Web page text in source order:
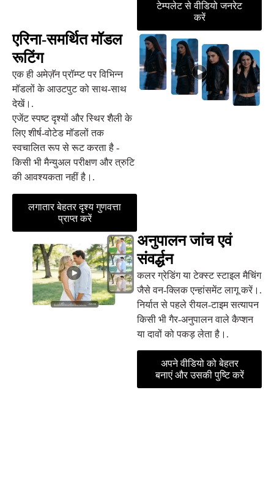
टेम्पलेट से वीडियो जनरेट
करें
एरिना-समर्थित मॉडल
रूटिंग
एक ही अमेज़ॅन प्रॉम्प्ट पर विभिन्न
मॉडलों के आउटपुट को साथ-साथ
देखें।.
एजेंट स्पष्ट दृश्यों और स्थिर शैली के
लिए शीर्ष-वोटेड मॉडलों तक
स्वचालित रूप से रूट करता है -
किसी भी मैन्युअल परीक्षण और त्रुटि
की आवश्यकता नहीं है।.
लगातार बेहतर दृश्य गुणवत्ता
प्राप्त करें
अनुपालन जांच एवं
संवर्द्धन
कलर ग्रेडिंग या टेक्स्ट स्टाइल मैचिंग
जैसे वन-क्लिक एन्हांसमेंट लागू करें।.
निर्यात से पहले रीयल-टाइम सत्यापन
किसी भी गैर-अनुपालन वाले कैप्शन
या दावों को पकड़ लेता है।.
अपने वीडियो को बेहतर
बनाएं और उसकी पुष्टि करें